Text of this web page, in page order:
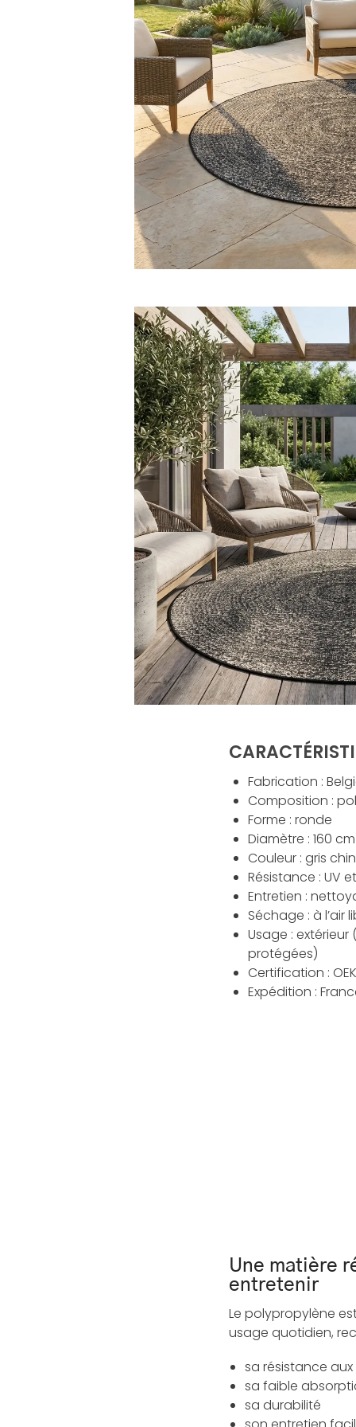
Fabrication :
Composition :
Forme : ronde
Diamètre : 160 cm
Couleur : gris
Résistance : UV
Entretien :
Séchage : à l’air
Usage :
protégées)
Certification :
Expédition :
Une matière
entretenir
Le polypropylène
usage quotidien,
sa résistance
sa faible
sa durabilité